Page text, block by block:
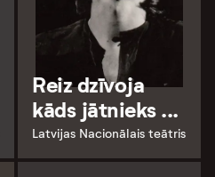
Reiz dzīvoja
kāds jātnieks ...
Latvijas Nacionālais teātris